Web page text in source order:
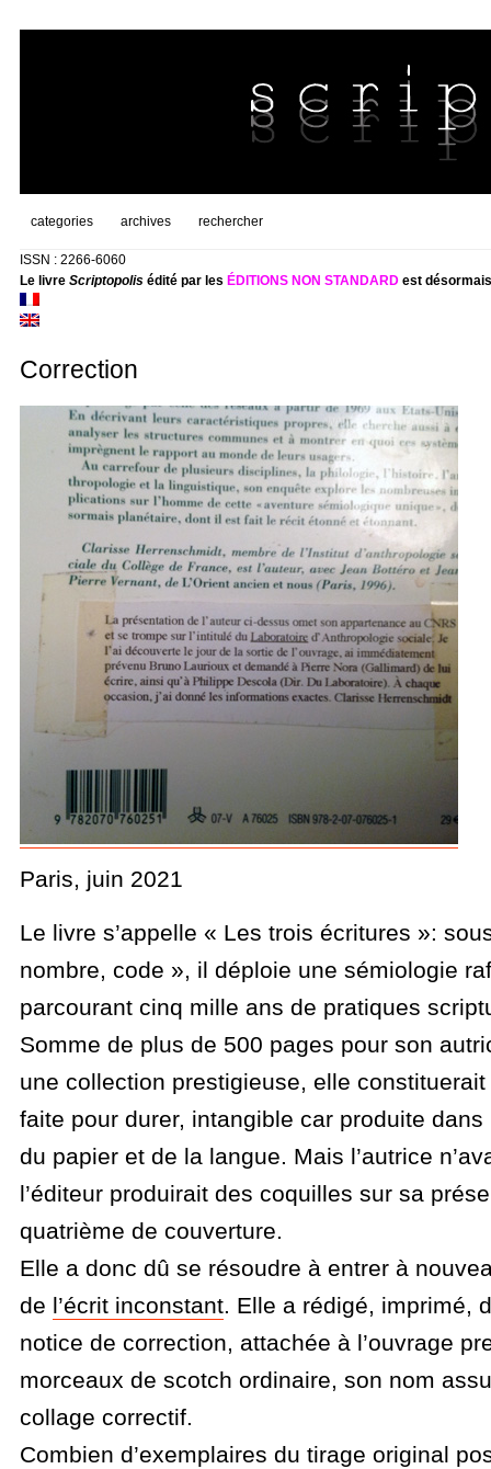
categories archives rechercher
ISSN : 2266-6060
Le livre Scriptopolisédité par les ÉDITIONS NON STANDARDest
Correction
Paris, juin 2021
Le livre s’appelle « Les trois écritures »:
nombre, code », il déploie une sémiologie
parcourant cinq mille ans de pratiques
Somme de plus de 500 pages pour son
une collection prestigieuse, elle
faite pour durer, intangible car produite
du papier et de la langue. Mais l’autrice
l’éditeur produirait des coquilles sur sa
quatrième de couverture.
Elle a donc dû se résoudre à entrer à
de l’écrit inconstant. Elle a rédigé, imprimé,
notice de correction, attachée à l’ouvrage
morceaux de scotch ordinaire, son nom
collage correctif.
Combien d’exemplaires du tirage original